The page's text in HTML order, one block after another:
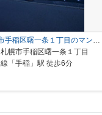
札幌市手稲区曙一条１丁目のマンション
幌市手稲区曙一条１丁目
「手稲」駅 徒歩6分